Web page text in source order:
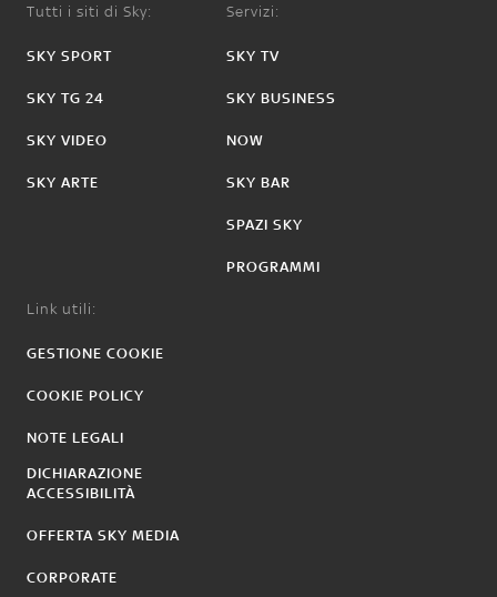
Tutti i siti di Sky:
SKY SPORT
SKY TG 24
SKY VIDEO
SKY ARTE
Servizi:
SKY TV
SKY BUSINESS
NOW
SKY BAR
SPAZI SKY
PROGRAMMI
Link utili:
GESTIONE COOKIE
COOKIE POLICY
NOTE LEGALI
DICHIARAZIONE
ACCESSIBILITÀ
OFFERTA SKY MEDIA
CORPORATE